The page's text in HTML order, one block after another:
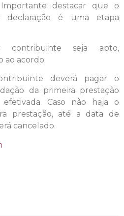
destacar que o
declaração é uma etapa
contribuinte seja apto,
ao acordo.
deverá pagar o
da primeira prestação
Caso não haja o
prestação, até a data de
cancelado.